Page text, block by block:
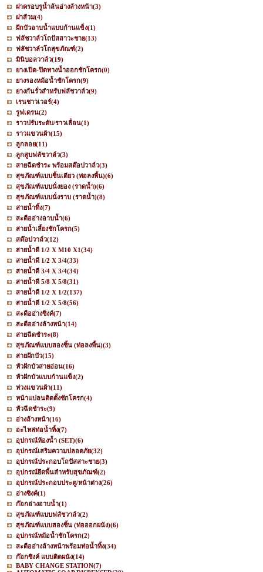
ฝาครอบรูน้ำล้นอ่างล้างหน้า(3)
ฝาส้วม(4)
ฝักบัวอาบน้ำแบบก้านแข็ง(1)
ฟลัชวาล์วโถปัสสาวะชาย(13)
ฟลัชวาล์วโถสุขภัณฑ์(2)
มินิบอลวาล์ว(19)
ยางเปิด-ปิดทางน้ำออกชักโครก(0)
ยางรองหม้อน้ำชักโครก(9)
ยางกันรั่วสำหรับฟลัชวาล์ว(9)
เรนชาวเวอร์(4)
รูฟเดรน(2)
ราวปรับระดับ/ราวเลื่อน(1)
ราวแขวนผ้า(15)
ลูกลอย(11)
ลูกสูบฟลัชวาล์ว(3)
สายฉีดชำระ พร้อมสต๊อปวาล์ว(3)
สุขภัณฑ์แบบชิ้นเดียว (ท่อลงพื้น)(6)
สุขภัณฑ์แบบนั่งยอง (ราดน้ำ)(6)
สุขภัณฑ์แบบนั่งราบ (ราดน้ำ)(8)
สายน้ำทิ้ง(7)
สะดืออ่างอาบน้ำ(6)
สายน้ำเลี้ยงชักโครก(5)
สต๊อปวาล์ว(12)
สายน้ำดี 1/2 X M10 X1(34)
สายน้ำดี 1/2 X 3/4(33)
สายน้ำดี 3/4 X 3/4(34)
สายน้ำดี 5/8 X 5/8(31)
สายน้ำดี 1/2 X 1/2(137)
สายน้ำดี 1/2 X 5/8(56)
สะดืออ่างซิงค์(7)
สะดืออ่างล้างหน้า(14)
สายฉีดชำระ(8)
สุขภัณฑ์แบบสองชิ้น (ท่อลงพื้น)(3)
สายฝักบัว(15)
หัวฝักบัวสายอ่อน(16)
หัวฝักบัวแบบก้านแข็ง(2)
ห่วงแขวนผ้า(11)
หน้าแปลนติดตั้งชักโครก(4)
หัวฉีดชำระ(9)
อ่างล้างหน้า(16)
อะไหล่ท่อน้ำทิ้ง(7)
อุปกรณ์ห้องน้ำ (SET)(6)
อุปกรณ์เสริมความปลอดภัย(32)
อุปกรณ์ประกอบโถปัสสาะชาย(3)
อุปกรณ์ยึดพื้นสำหรับสุขภัณฑ์(2)
อุปกรณ์ประกอบประตู/หน้าต่าง(26)
อ่างซิงค์(1)
ก๊อกอ่างอาบน้ำ(1)
สุขภัณฑ์แบบฟลัชวาล์ว(2)
สุขภัณฑ์แบบสองชิ้น (ท่อออกผนัง)(6)
อุปกรณ์หม้อน้ำชักโครก(2)
สะดืออ่างล้างหน้าพร้อมท่อน้ำทิ้ง(34)
ก๊อกซิงค์ แบบติดผนัง(14)
BABY CHANGE STATION(7)